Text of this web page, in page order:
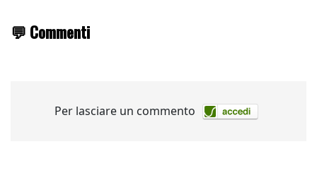
💬 Commenti